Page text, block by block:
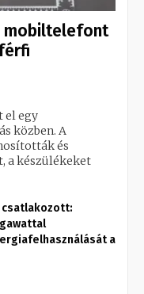
mobiltelefont
el egy
közben. A
és
a készülékeket
csatlakozott:
a